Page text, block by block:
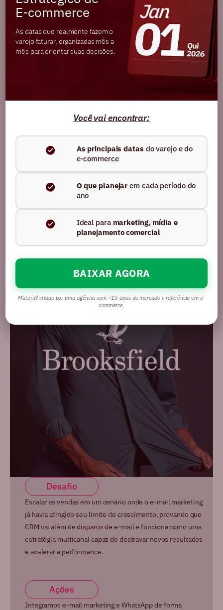
Implementamos uma estratégia de antecipação de ofertas
via e-mail para aquecer a base e direcionar tráfego para um
grupo VIP. Criamos o primeiro grupo VIP de WhatsApp da
marca, com ofertas exclusivas e comunicação direta,
integrando totalmente os canais para acelerar a conversão.
+31,12% +3,15%
WhatsApp
Desafio
Escalar as vendas em um cenário onde o e-mail marketing
já havia atingido seu limite de crescimento, provando que
CRM vai além de disparos de e-mail e funciona como uma
estratégia multicanal capaz de destravar novos resultados
e acelerar a performance.
Ações
Integramos e-mail marketing e WhatsApp de forma
E-commerce
As datas que realmente fazem o
varejo faturar, organizadas mês a
mês para orientar suas decisões.
Você vai encontrar:
As principais datas do varejo e do
e-commerce
O que planejar em cada período do
ano
Ideal para marketing, mídia e
planejamento comercial
BAIXAR AGORA
Material criado por uma agência com +15 anos de mercado e referência em e-
commerce.